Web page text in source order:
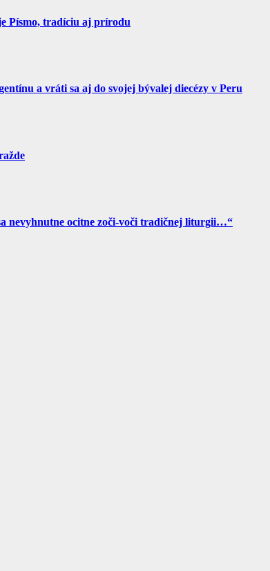
Písmo, tradíciu aj prírodu
a vráti sa aj do svojej bývalej diecézy v Peru
nevyhnutne ocitne zoči-voči tradičnej liturgii…“